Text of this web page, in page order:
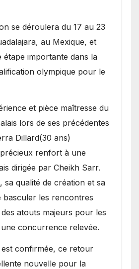
se déroulera du 17 au 23
au Mexique, et
étape importante dans la
olympique pour le
et pièce maîtresse du
lors de ses précédentes
Dillard(30 ans)
renfort à une
dirigée par Cheikh Sarr.
sa qualité de création et sa
basculer les rencontres
atouts majeurs pour les
concurrence relevée.
est confirmée, ce retour
nouvelle pour la